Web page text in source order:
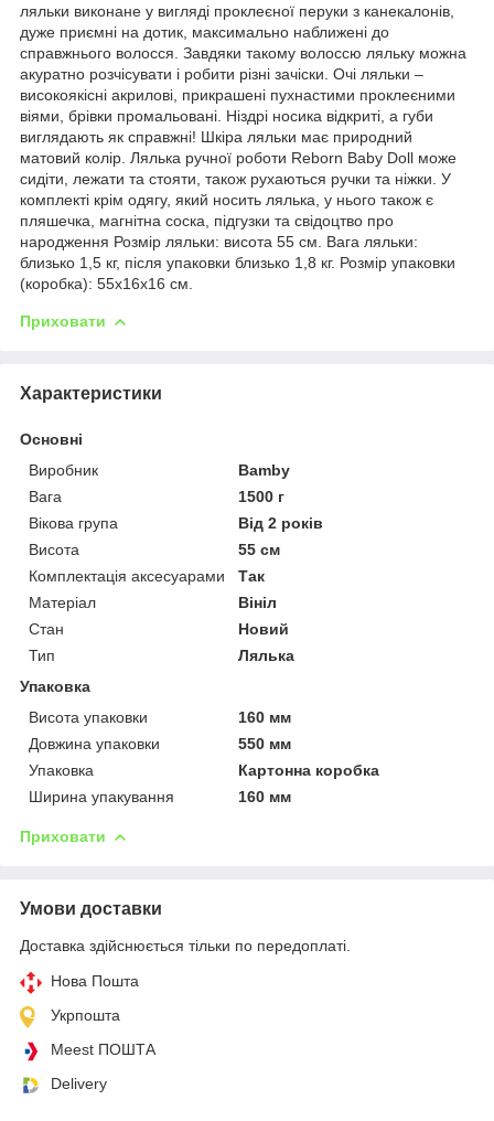
ляльки виконане у вигляді проклеєної перуки з канекалонів,
дуже приємні на дотик, максимально наближені до
справжнього волосся. Завдяки такому волоссю ляльку можна
акуратно розчісувати і робити різні зачіски. Очі ляльки –
високоякісні акрилові, прикрашені пухнастими проклеєними
віями, брівки промальовані. Ніздрі носика відкриті, а губи
виглядають як справжні! Шкіра ляльки має природний
матовий колір. Лялька ручної роботи Reborn Baby Doll може
сидіти, лежати та стояти, також рухаються ручки та ніжки. У
комплекті крім одягу, який носить лялька, у нього також є
пляшечка, магнітна соска, підгузки та свідоцтво про
народження Розмір ляльки: висота 55 см. Вага ляльки:
близько 1,5 кг, після упаковки близько 1,8 кг. Розмір упаковки
(коробка): 55x16x16 см.
Приховати
Характеристики
Основні
Виробник
Bamby
Вага
1500 г
Вікова група
Від 2 років
Висота
55 см
Комплектація аксесуарами
Так
Матеріал
Вініл
Стан
Новий
Тип
Лялька
Упаковка
Висота упаковки
160 мм
Довжина упаковки
550 мм
Упаковка
Картонна коробка
Ширина упакування
160 мм
Приховати
Умови доставки
Доставка здійснюється тільки по передоплаті.
Нова Пошта
Укрпошта
Meest ПОШТА
Delivery